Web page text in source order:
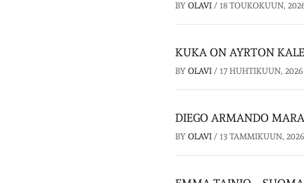
BY OLAVI / 18 TOUKOKUUN,
KUKA ON AYRTON
BY OLAVI / 17 HUHTIKUUN, 2026
DIEGO ARMANDO
BY OLAVI / 13 TAMMIKUUN, 2026